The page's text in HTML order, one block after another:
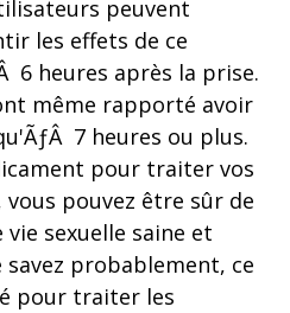
peuvent
les effets de ce
6 heures après la prise.
même rapporté avoir
7 heures ou plus.
pour traiter vos
pouvez être sûr de
sexuelle saine et
savez probablement, ce
pour traiter les